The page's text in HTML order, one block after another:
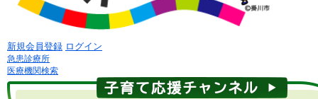
新規会員登録 ログイン
急患診療所
医療機関検索